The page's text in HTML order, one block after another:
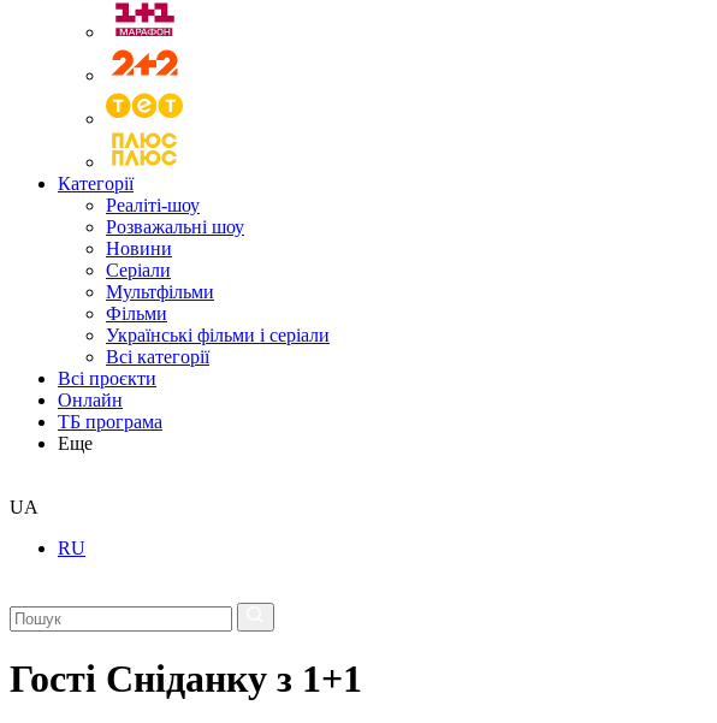
Категорії
Реаліті-шоу
Розважальні шоу
Новини
Серіали
Мультфільми
Фільми
Українські фільми і серіали
Всі категорії
Всі проєкти
Онлайн
ТБ програма
Еще
UA
RU
Гості Сніданку з 1+1